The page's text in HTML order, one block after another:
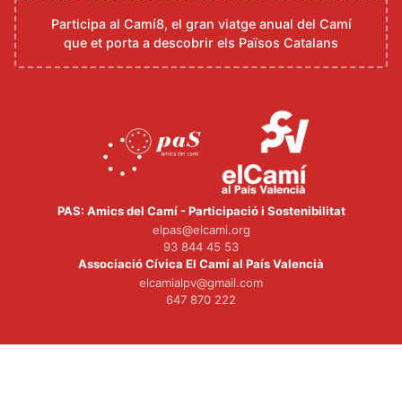
Participa al Camí8, el gran viatge anual del Camí
que et porta a descobrir els Països Catalans
PAS: Amics del Camí - Participació i Sostenibilitat
elpas@elcami.org
93 844 45 53
Associació Cívica El Camí al País Valencià
elcamialpv@gmail.com
647 870 222